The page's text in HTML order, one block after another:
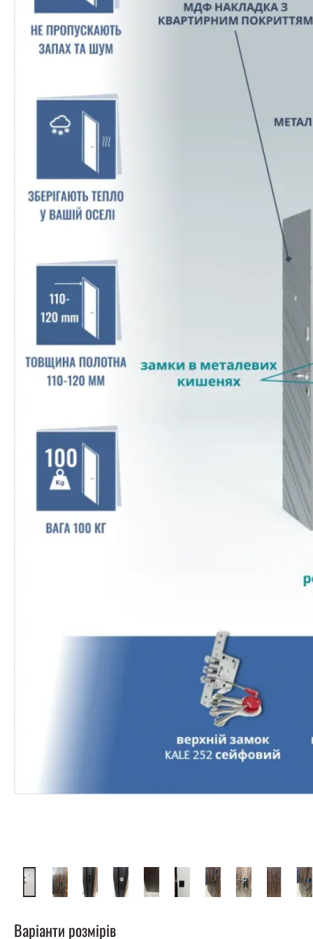
Варіанти розмірів